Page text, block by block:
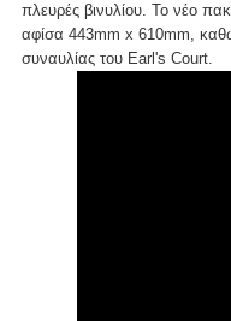
πλευρές βινυλίου. Το νέο
αφίσα 443mm x 610mm,
συναυλίας του Earl's Court.